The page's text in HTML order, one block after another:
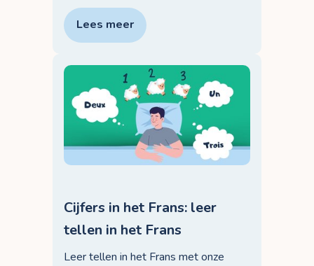
Lees meer
Cijfers in het Frans: leer
tellen in het Frans
Leer tellen in het Frans met onze